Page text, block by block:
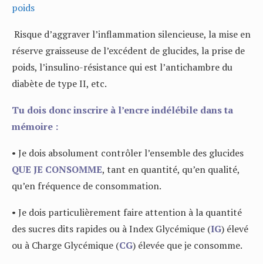
poids
Risque d’aggraver l’inflammation silencieuse, la mise en
réserve graisseuse de l’excédent de glucides, la prise de
poids, l’insulino-résistance qui est l’antichambre du
diabète de type II, etc.
Tu dois donc inscrire à l’encre indélébile dans ta
mémoire :
• Je dois absolument contrôler l’ensemble des glucides
QUE JE CONSOMME, tant en quantité, qu’en qualité,
qu’en fréquence de consommation.
• Je dois particulièrement faire attention à la quantité
des sucres dits rapides ou à Index Glycémique (IG) élevé
ou à Charge Glycémique (CG) élevée que je consomme.